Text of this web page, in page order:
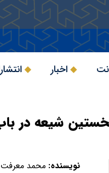
اخبار
نخستين شيعه در
نویسنده: محمد معرفت